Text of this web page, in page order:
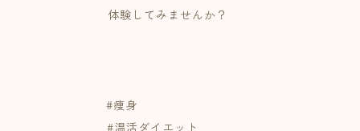
⁡⁡体験してみませんか？⁡
#痩身
⁡#温活ダイエット